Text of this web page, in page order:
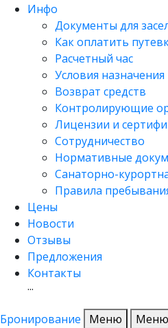
Инфо
Документы для
Как оплатить
Расчетный час
Условия
Возврат средств
Контролирующие
Лицензии и
Сотрудничество
Нормативные
Санаторно-
Правила
Цены
Новости
Отзывы
Предложения
Контакты
···
Бронирование
Меню
Меню